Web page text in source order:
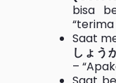
bisa
“terima
Saat
しょ
–